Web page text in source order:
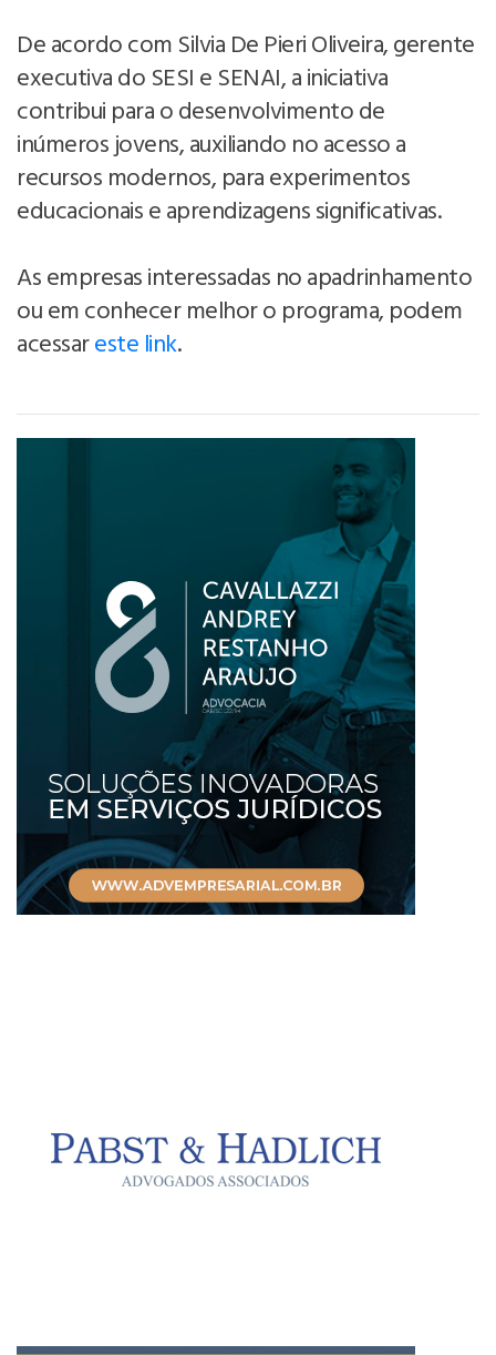
De acordo com Silvia De Pieri Oliveira, gerente
executiva do SESI e SENAI, a iniciativa
contribui para o desenvolvimento de
inúmeros jovens, auxiliando no acesso a
recursos modernos, para experimentos
educacionais e aprendizagens significativas.
As empresas interessadas no apadrinhamento
ou em conhecer melhor o programa, podem
acessareste link.